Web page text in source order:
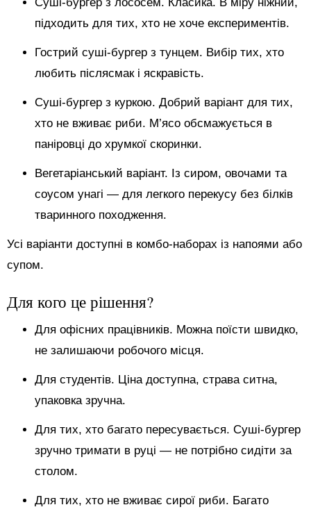
підходить для тих, хто не хоче експериментів.
Гострий суші-бургер з тунцем. Вибір тих, хто
любить післясмак і яскравість.
Суші-бургер з куркою. Добрий варіант для тих,
хто не вживає риби. М’ясо обсмажується в
паніровці до хрумкої скоринки.
Вегетаріанський варіант. Із сиром, овочами та
соусом унагі — для легкого перекусу без білків
тваринного походження.
Усі варіанти доступні в комбо-наборах із напоями або
супом.
Для кого це рішення?
Для офісних працівників. Можна поїсти швидко,
не залишаючи робочого місця.
Для студентів. Ціна доступна, страва ситна,
упаковка зручна.
Для тих, хто багато пересувається. Суші-бургер
зручно тримати в руці — не потрібно сидіти за
столом.
Для тих, хто не вживає сирої риби. Багато